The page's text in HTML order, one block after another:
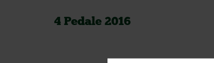
4 Pedale 2016